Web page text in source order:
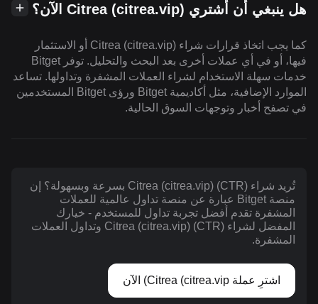
هل ينبغي أن أشتري Citrea (citrea.vip) الآن؟
كما يجب اتخاذ قرارات شراء Citrea (citrea.vip) أو الاستثمار
فيها، أو في أي عملات أخرى بعد البحث والتحليل. توفر Bitget
خدمات سهلة الاستخدام لشراء العملات المشفرة وتداولها. تساعد
الموارد الإضافية، مثل أكاديمية Bitget ورؤى Bitget المستخدمين
في تصفح أخبار وتوجهات السوق الحالية.
تُريد شراء Citrea (citrea.vip) (CTR) بسرعة وبسهولة؟ إن
منصة Bitget عبارة عن منصة تداول عالمية للعملات
المشفرة تقدم أفضل تجربة تداول للمستخدم - خيارك
المفضل لشراء Citrea (citrea.vip) (CTR) وتداول العملات
المشفرة.
اشترِ عملة Citrea (citrea.vip) الآن